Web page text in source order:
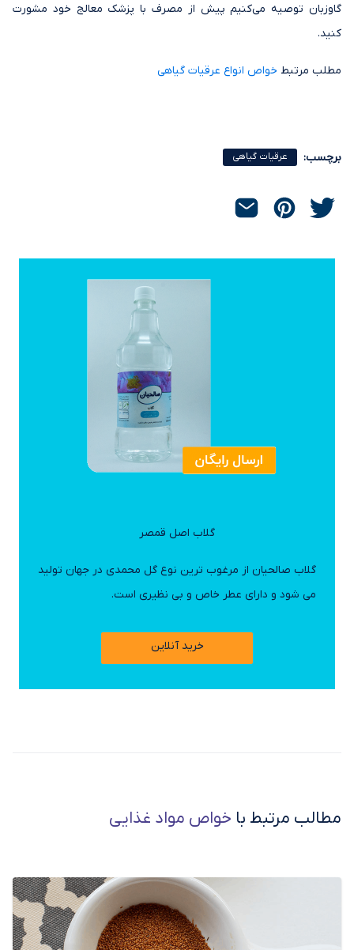
گاوزبان توصیه می‌کنیم پیش از مصرف با پزشک معالج خود مشورت
کنید.
مطلب مرتبط خواص انواع عرقیات گیاهی
برچسب: عرقیات گیاهی
گلاب اصل قمصر
گلاب صالحیان از مرغوب ترین نوع گل محمدی در جهان تولید
می شود و دارای عطر خاص و بی نظیری است.
خرید آنلاین
مطالب مرتبط با خواص مواد غذایی